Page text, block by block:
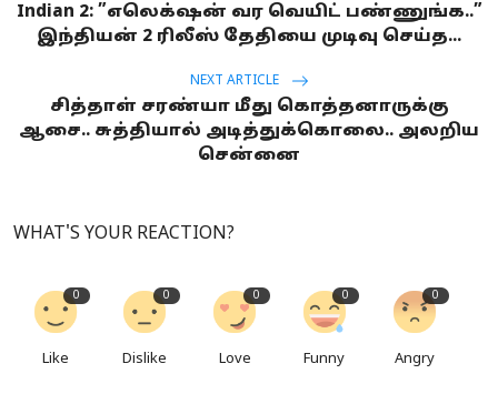
Indian 2: ”எலெக்‌ஷன் வர வெயிட் பண்ணுங்க..”
இந்தியன் 2 ரிலீஸ் தேதியை முடிவு செய்த...
NEXT ARTICLE
சித்தாள் சரண்யா மீது கொத்தனாருக்கு
ஆசை.. சுத்தியால் அடித்துக்கொலை.. அலறிய
சென்னை
WHAT'S YOUR REACTION?
0
Like
0
Dislike
0
Love
0
Funny
0
Angry